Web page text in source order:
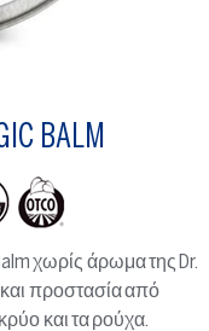
BALM
χωρίς άρωμα της Dr.
προστασία από
και τα ρούχα.